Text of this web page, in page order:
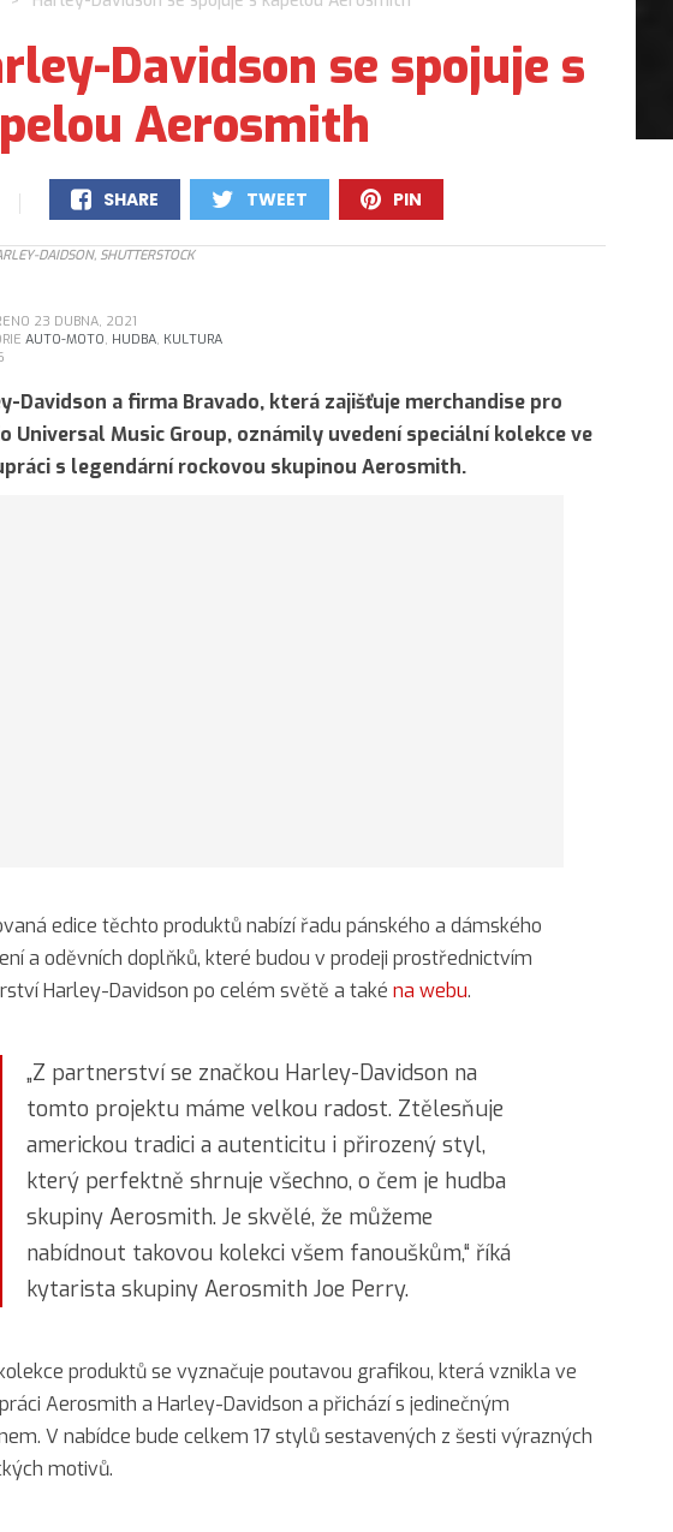
Davidson se spojuje s
Aerosmith
SHARE
0
TWEET
0
PIN
0
DAIDSON, SHUTTERSTOCK
23 DUBNA, 2021
AUTO-MOTO, HUDBA, KULTURA
Davidson a firma Bravado, která zajišťuje merchandise pro
Universal Music Group, oznámily uvedení speciální kolekce ve
s legendární rockovou skupinou Aerosmith.
edice těchto produktů nabízí řadu pánského a dámského
a oděvních doplňků, které budou v prodeji prostřednictvím
Harley-Davidson po celém světě a také na webu.
„Z partnerství se značkou Harley-Davidson na
tomto projektu máme velkou radost. Ztělesňuje
americkou tradici a autenticitu i přirozený styl,
který perfektně shrnuje všechno, o čem je hudba
skupiny Aerosmith. Je skvělé, že můžeme
nabídnout takovou kolekci všem fanouškům,“ říká
kytarista skupiny Aerosmith Joe Perry.
produktů se vyznačuje poutavou grafikou, která vznikla ve
Aerosmith a Harley-Davidson a přichází s jedinečným
V nabídce bude celkem 17 stylů sestavených z šesti výrazných
motivů.